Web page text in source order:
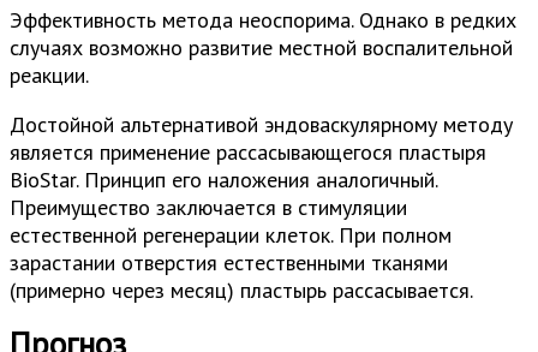
Эффективность метода неоспорима. Однако в редких
случаях возможно развитие местной воспалительной
реакции.
Достойной альтернативой эндоваскулярному методу
является применение рассасывающегося пластыря
BioStar. Принцип его наложения аналогичный.
Преимущество заключается в стимуляции
естественной регенерации клеток. При полном
зарастании отверстия естественными тканями
(примерно через месяц) пластырь рассасывается.